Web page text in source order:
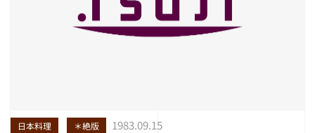
日本料理 ＊絶版 1983.09.15